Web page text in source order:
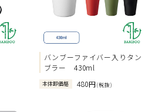
バンブーファイバー入りタン
ブラー 430ml
本体卸価格 480円(税抜)